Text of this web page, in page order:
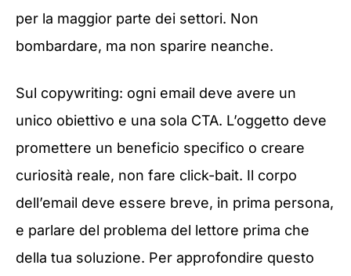
per la maggior parte dei settori. Non
bombardare, ma non sparire neanche.
Sul copywriting: ogni email deve avere un
unico obiettivo e una sola CTA. L’oggetto deve
promettere un beneficio specifico o creare
curiosità reale, non fare click-bait. Il corpo
dell’email deve essere breve, in prima persona,
e parlare del problema del lettore prima che
della tua soluzione. Per approfondire questo